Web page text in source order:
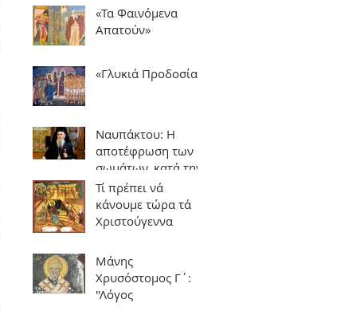
«Τα Φαινόμενα
Απατούν»
«Γλυκιά Προδοσία»
Ναυπάκτου: Η
αποτέφρωση των
σωμάτων, κατά την
Εκκλησία της
Ελλάδος
Τί πρέπει νά
κάνουμε τώρα τά
Χριστούγεννα
Μάνης
Χρυσόστομος Γ΄:
''Λόγος